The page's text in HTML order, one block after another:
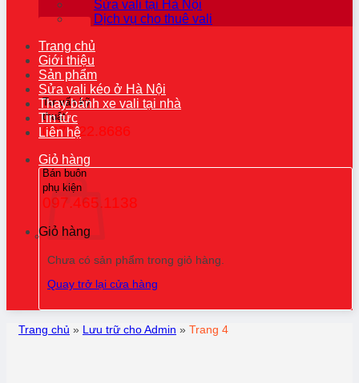
Tư vấn kỹ
thuật
0976.22.8686
Bán buôn
phụ kiện
097.465.1138
Giỏ hàng
Sửa vali tại Hà Nội
Dịch vụ cho thuê vali
Trang chủ
Giới thiệu
Sản phẩm
Sửa vali kéo ở Hà Nội
Thay bánh xe vali tại nhà
Tin tức
Liên hệ
Giỏ hàng
Chưa có sản phẩm trong giỏ hàng.
Quay trở lại cửa hàng
Trang chủ » Lưu trữ cho Admin » Trang 4